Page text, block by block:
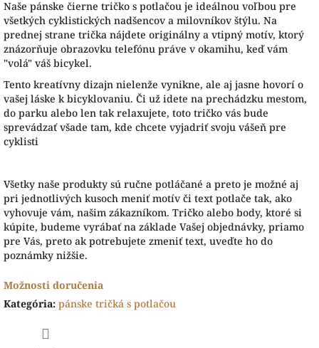
Naše pánske čierne tričko s potlačou je ideálnou voľbou pre
všetkých cyklistických nadšencov a milovníkov štýlu. Na
prednej strane trička nájdete originálny a vtipný motív, ktorý
znázorňuje obrazovku telefónu práve v okamihu, keď vám
"volá" váš bicykel.
Tento kreatívny dizajn nielenže vynikne, ale aj jasne hovorí o
vašej láske k bicyklovaniu. Či už idete na prechádzku mestom,
do parku alebo len tak relaxujete, toto tričko vás bude
sprevádzať všade tam, kde chcete vyjadriť svoju vášeň pre
cyklisti
Všetky naše produkty sú ručne potláčané a preto je možné aj
pri jednotlivých kusoch meniť motív či text potlače tak, ako
vyhovuje vám, našim zákazníkom. Tričko alebo body, ktoré si
kúpite, budeme vyrábať na základe Vašej objednávky, priamo
pre Vás, preto ak potrebujete zmeniť text, uveďte ho do
poznámky nižšie.
Možnosti doručenia
Kategória: pánske tričká s potlačou